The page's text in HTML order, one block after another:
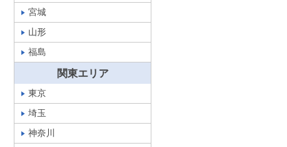
宮城
山形
福島
関東エリア
東京
埼玉
神奈川